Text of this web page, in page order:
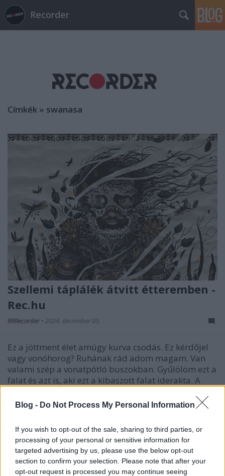
Blog - Do Not Process My Personal Information
If you wish to opt-out of the sale, sharing to third parties, or
processing of your personal or sensitive information for
targeted advertising by us, please use the below opt-out
section to confirm your selection. Please note that after your
opt-out request is processed you may continue seeing
Recorder
Címkék » swanasa
Szellemi táplálék átvitt étteremben -
Rec.hu
RRRecorder • 2024. december 05.
Ez a jöttment élet amúgy kurva csodás. Ez kérdőjel
vagy vonóhorog? Ruhának rád adom magam. Van
valami szép a vonatpótló buszokban. Gyűlölöm ezt a
falat és azt is, aki ezt a kibaszott falat iderakta. A
manipulált farkasok, a megkeseredettség kísértése.